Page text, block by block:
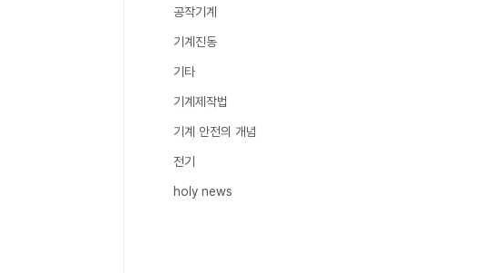
공작기계
기계진동
기타
기계제작법
기계 안전의 개념
전기
holy news